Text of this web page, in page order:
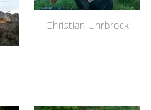
Christian Uhrbrock